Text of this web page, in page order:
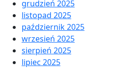
grudzień 2025
listopad 2025
październik 2025
wrzesień 2025
sierpień 2025
lipiec 2025